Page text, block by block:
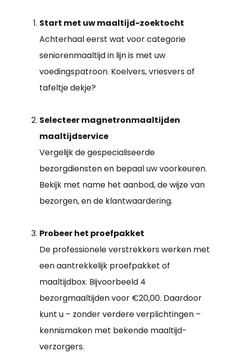
Start met uw maaltijd-zoektocht
Achterhaal eerst wat voor categorie
seniorenmaaltijd in lijn is met uw
voedingspatroon. Koelvers, vriesvers of
tafeltje dekje?
Selecteer magnetronmaaltijden
maaltijdservice
Vergelijk de gespecialiseerde
bezorgdiensten en bepaal uw voorkeuren.
Bekijk met name het aanbod, de wijze van
bezorgen, en de klantwaardering.
Probeer het proefpakket
De professionele verstrekkers werken met
een aantrekkelijk proefpakket of
maaltijdbox. Bijvoorbeeld 4
bezorgmaaltijden voor €20,00. Daardoor
kunt u – zonder verdere verplichtingen –
kennismaken met bekende maaltijd-
verzorgers.